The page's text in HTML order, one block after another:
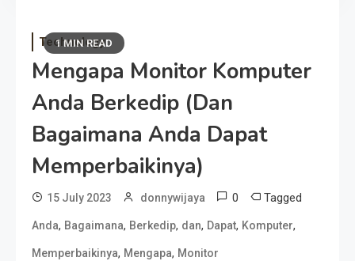
1 MIN READ
Technology
Mengapa Monitor Komputer
Anda Berkedip (Dan
Bagaimana Anda Dapat
Memperbaikinya)
15 July 2023 donnywijaya 0 Tagged
Anda, Bagaimana, Berkedip, dan, Dapat, Komputer,
Memperbaikinya, Mengapa, Monitor